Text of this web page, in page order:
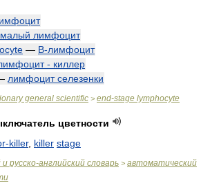
малый лимфоцит
— В-лимфоцит
- киллер
лимфоцит селезенки
general scientific > end-stage lymphocyte
цветности
killer, killer stage
русско-английский словарь > автоматический